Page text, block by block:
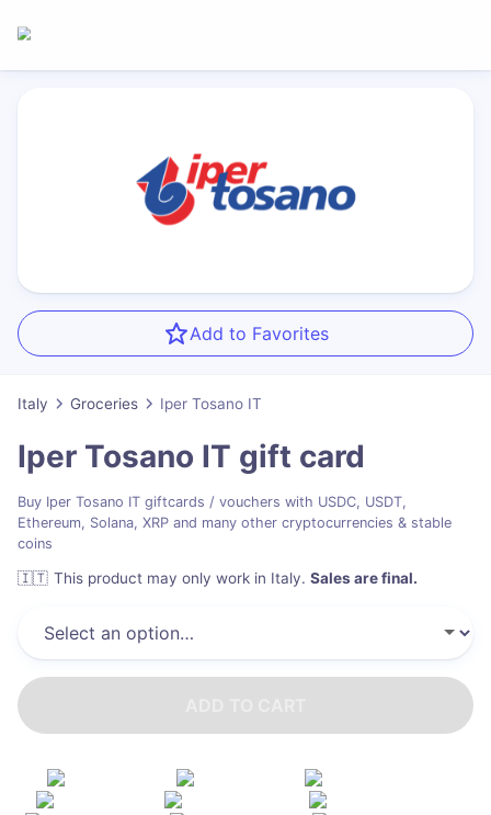
Add to Favorites
Italy Groceries Iper Tosano IT
Iper Tosano IT gift card
Buy Iper Tosano IT giftcards / vouchers with USDC, USDT,
Ethereum, Solana, XRP and many other cryptocurrencies & stable
coins
🇮🇹 This product may only work in Italy. Sales are final.